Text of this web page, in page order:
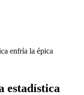
enfría la épica
estadística